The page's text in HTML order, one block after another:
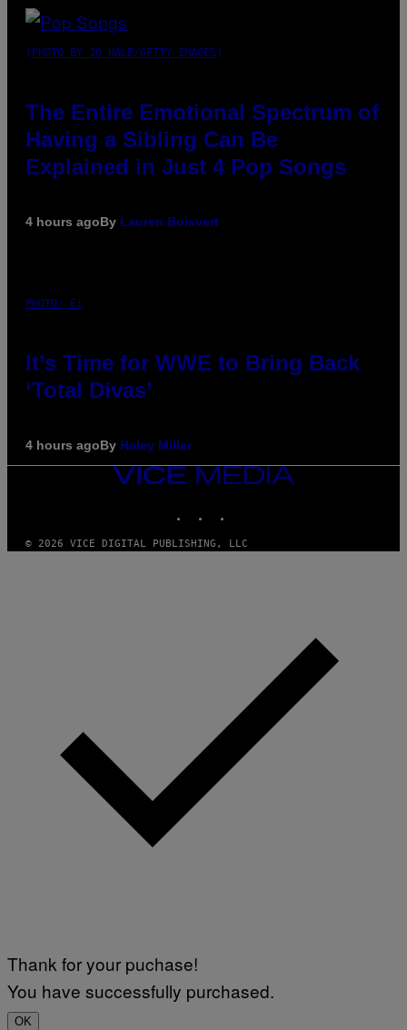
(PHOTO BY JO HALE/GETTY IMAGES)
The Entire Emotional Spectrum of
Having a Sibling Can Be
Explained in Just 4 Pop Songs
4 hours agoBy Lauren Boisvert
PHOTO: E!
It’s Time for WWE to Bring Back
‘Total Divas’
4 hours agoBy Haley Miller
VICE
MEDIA
© 2026 VICE DIGITAL PUBLISHING, LLC
Thank for your puchase!
You have successfully purchased.
OK